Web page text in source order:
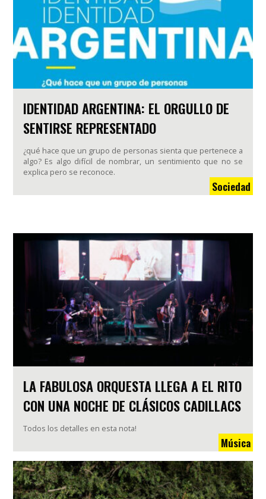
IDENTIDAD ARGENTINA: EL ORGULLO DE
SENTIRSE REPRESENTADO
¿qué hace que un grupo de personas sienta que pertenece a
algo? Es algo difícil de nombrar, un sentimiento que no se
explica pero se reconoce.
Sociedad
LA FABULOSA ORQUESTA LLEGA A EL RITO
CON UNA NOCHE DE CLÁSICOS CADILLACS
Todos los detalles en esta nota!
Música